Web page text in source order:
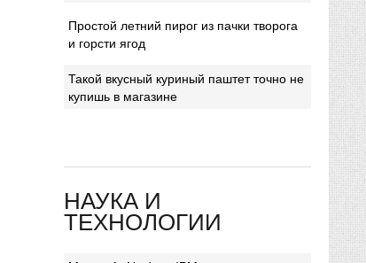
Простой летний пирог из пачки творога
и горсти ягод
Такой вкусный куриный паштет точно не
купишь в магазине
НАУКА И
ТЕХНОЛОГИИ